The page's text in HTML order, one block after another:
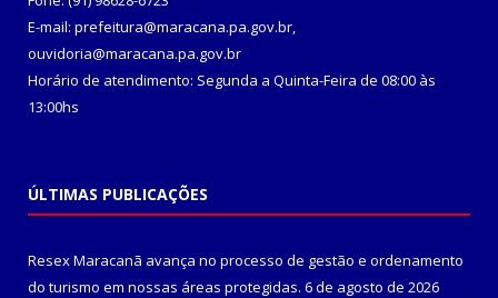
E-mail: prefeitura@maracana.pa.gov.br,
ouvidoria@maracana.pa.gov.br
Horário de atendimento: Segunda a Quinta-Feira de 08:00 às
13:00hs
ÚLTIMAS PUBLICAÇÕES
Resex Maracanã avança no processo de gestão e ordenamento
do turismo em nossas áreas protegidas. 6 de agosto de 2026